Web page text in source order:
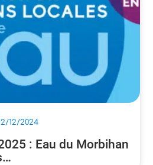
12/2024
: Eau du Morbihan